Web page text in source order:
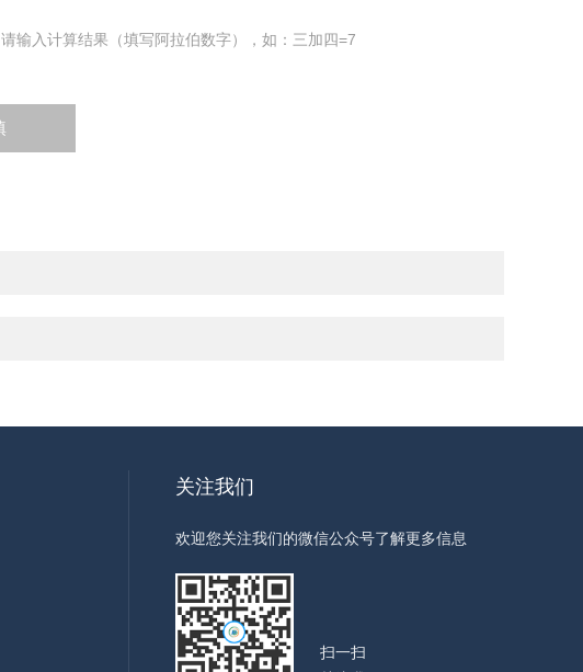
请输入计算结果（填写阿拉伯数字），如：三加四=7
关注我们
欢迎您关注我们的微信公众号了解更多信息
扫一扫